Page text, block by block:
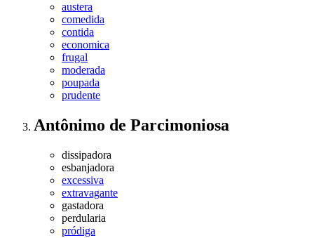
austera
comedida
contida
economica
frugal
moderada
poupada
prudente
Antônimo de Parcimoniosa
dissipadora
esbanjadora
excessiva
extravagante
gastadora
perdularia
pródiga